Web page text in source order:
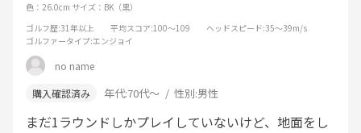
色：26.0cm サイズ：BK（黒）
ゴルフ歴:31年以上 平均スコア:100～109 ヘッドスピード:35～39m/s
ゴルファータイプ:エンジョイ
no name
年代:70代～ 性別:男性
まだ1ラウンドしかプレイしていないけど、地面をし